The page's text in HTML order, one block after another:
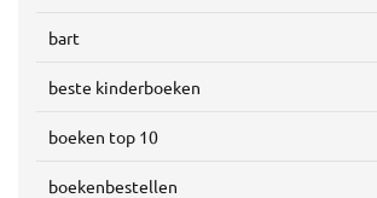
bart
beste kinderboeken
boeken top 10
boekenbestellen